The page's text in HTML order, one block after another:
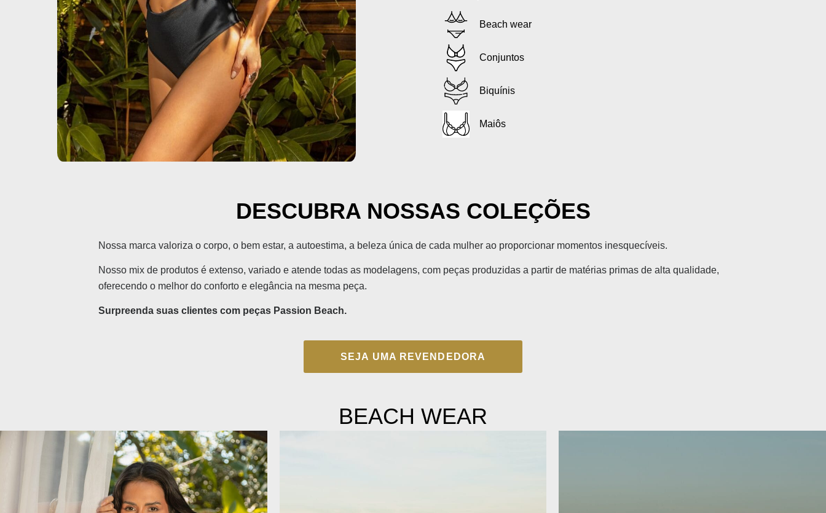
Beach wear
Conjuntos
Biquínis
Maiôs
DESCUBRA NOSSAS COLEÇÕES
Nossa marca valoriza o corpo, o bem estar, a autoestima, a beleza única de cada mulher ao proporcionar momentos inesquecíveis.
Nosso mix de produtos é extenso, variado e atende todas as modelagens, com peças produzidas a partir de matérias primas de alta qualidade,
oferecendo o melhor do conforto e elegância na mesma peça.
Surpreenda suas clientes com peças Passion Beach.
SEJA UMA REVENDEDORA
BEACH WEAR